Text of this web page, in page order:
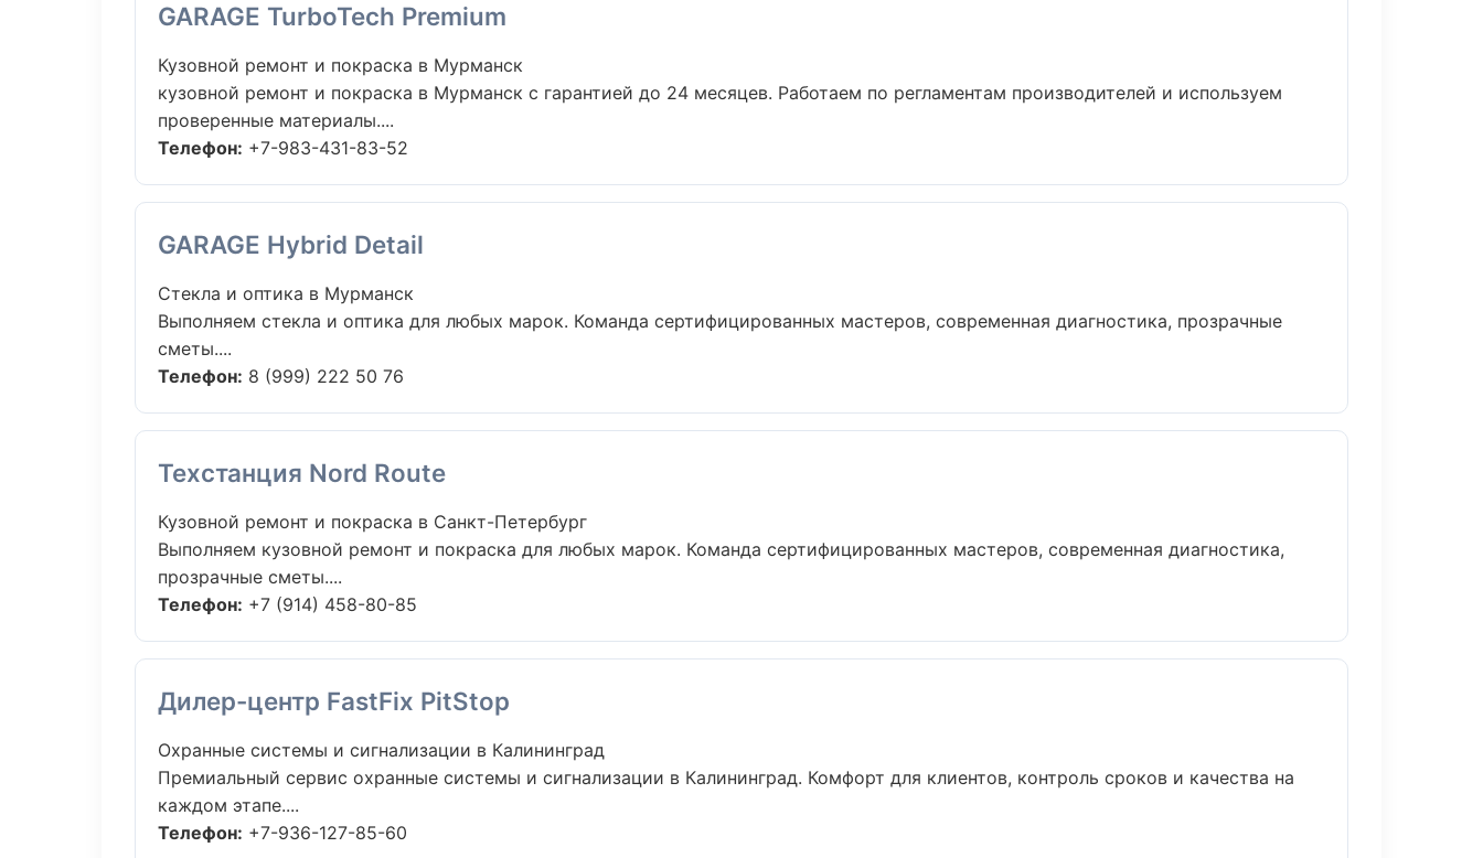
GARAGE TurboTech Premium
Кузовной ремонт и покраска в Мурманск
кузовной ремонт и покраска в Мурманск с гарантией до 24 месяцев. Работаем по регламентам производителей и используем
проверенные материалы....
Телефон: +7-983-431-83-52
GARAGE Hybrid Detail
Стекла и оптика в Мурманск
Выполняем стекла и оптика для любых марок. Команда сертифицированных мастеров, современная диагностика, прозрачные
сметы....
Телефон: 8 (999) 222 50 76
Техстанция Nord Route
Кузовной ремонт и покраска в Санкт-Петербург
Выполняем кузовной ремонт и покраска для любых марок. Команда сертифицированных мастеров, современная диагностика,
прозрачные сметы....
Телефон: +7 (914) 458-80-85
Дилер-центр FastFix PitStop
Охранные системы и сигнализации в Калининград
Премиальный сервис охранные системы и сигнализации в Калининград. Комфорт для клиентов, контроль сроков и качества на
каждом этапе....
Телефон: +7-936-127-85-60